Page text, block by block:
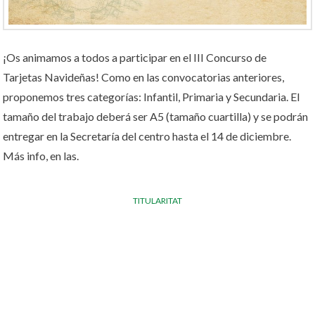
¡Os animamos a todos a participar en el III Concurso de
Tarjetas Navideñas! Como en las convocatorias anteriores,
proponemos tres categorías: Infantil, Primaria y Secundaria. El
tamaño del trabajo deberá ser A5 (tamaño cuartilla) y se podrán
entregar en la Secretaría del centro hasta el 14 de diciembre.
Más info, en las.
TITULARITAT